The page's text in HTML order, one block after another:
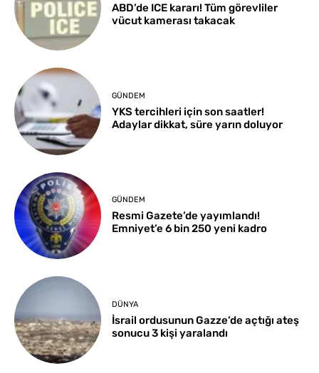
ABD’de ICE kararı! Tüm görevliler
vücut kamerası takacak
GÜNDEM
YKS tercihleri için son saatler!
Adaylar dikkat, süre yarın doluyor
GÜNDEM
Resmi Gazete’de yayımlandı!
Emniyet’e 6 bin 250 yeni kadro
DÜNYA
İsrail ordusunun Gazze’de açtığı ateş
sonucu 3 kişi yaralandı